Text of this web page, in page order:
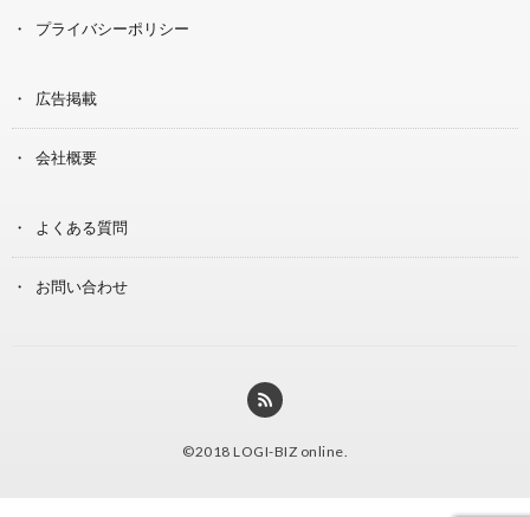
プライバシーポリシー
広告掲載
会社概要
よくある質問
お問い合わせ
©2018 LOGI-BIZ online.